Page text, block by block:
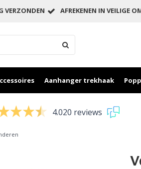
VERZONDEN AFREKENEN IN VEILIGE
Aanhanger trekhaak
4.020 reviews